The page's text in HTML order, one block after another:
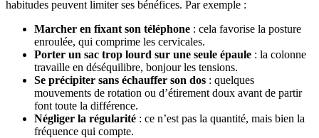
habitudes peuvent limiter ses bénéfices. Par exemple :
Marcher en fixant son téléphone : cela favorise la posture
enroulée, qui comprime les cervicales.
Porter un sac trop lourd sur une seule épaule : la colonne
travaille en déséquilibre, bonjour les tensions.
Se précipiter sans échauffer son dos : quelques
mouvements de rotation ou d’étirement doux avant de partir
font toute la différence.
Négliger la régularité : ce n’est pas la quantité, mais bien la
fréquence qui compte.